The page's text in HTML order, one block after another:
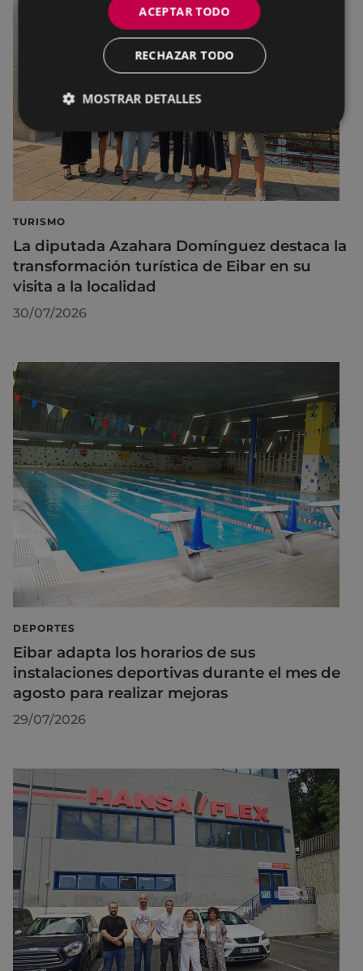
TURISMO
La diputada Azahara Domínguez destaca la
transformación turística de Eibar en su
visita a la localidad
30/07/2026
DEPORTES
Eibar adapta los horarios de sus
instalaciones deportivas durante el mes de
agosto para realizar mejoras
29/07/2026
ACEPTAR TODO
RECHAZAR TODO
MOSTRAR DETALLES